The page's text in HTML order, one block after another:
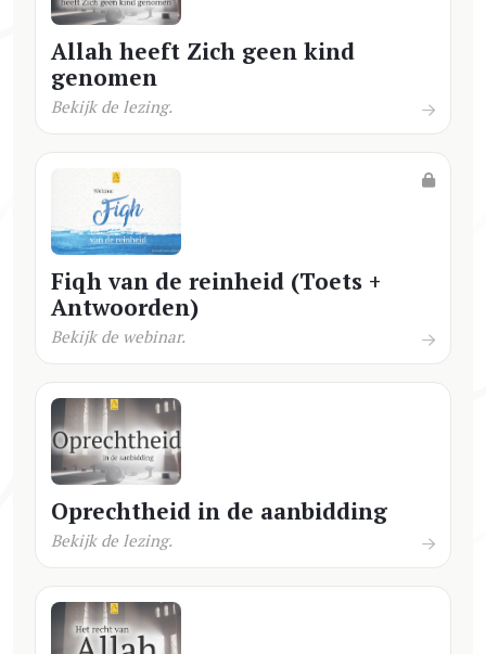
Allah heeft Zich geen kind
genomen
Bekijk de lezing.
Fiqh van de reinheid (Toets +
Antwoorden)
Bekijk de webinar.
Oprechtheid in de aanbidding
Bekijk de lezing.